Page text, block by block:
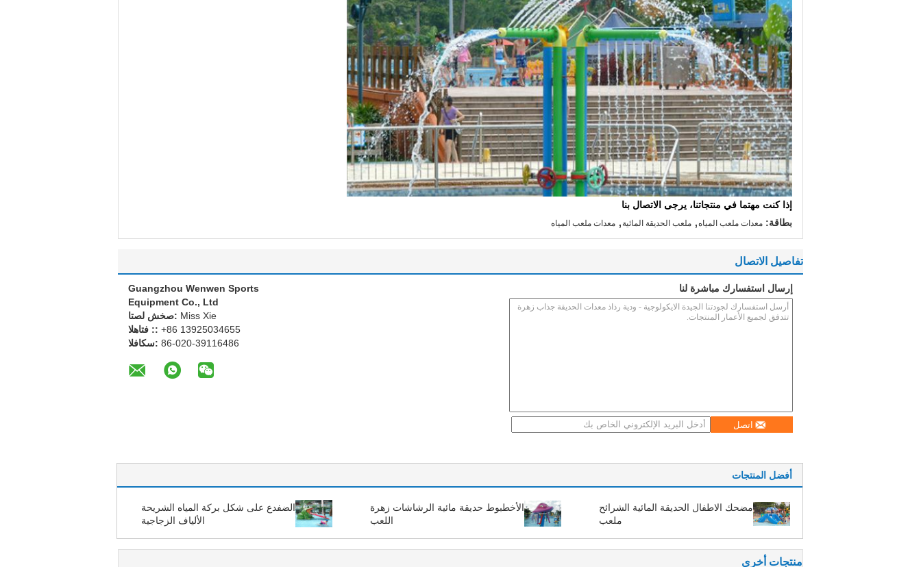
إذا كنت مهتما في منتجاتنا، يرجى الاتصال بنا
بطاقة: معدات ملعب المياه ملعب الحديقة المائية معدات ملعب المياه
تفاصيل الاتصال
Guangzhou Wenwen Sports
Equipment Co., Ltd
اتصل شخص: Miss Xie
الهاتف :: +86 13925034655
الفاكس: 86-020-39116486
إرسال استفسارك مباشرة لنا
اتصل
أفضل المنتجات
مضحك الاطفال الحديقة المائية الشرائح
ملعب
الأخطبوط حديقة مائية الرشاشات زهرة
اللعب
الضفدع على شكل بركة المياه الشريحة
الألياف الزجاجية
منتجات أخرى